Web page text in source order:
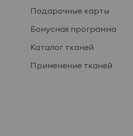
Подарочные карты
Бонусная программа
Каталог тканей
Применение тканей